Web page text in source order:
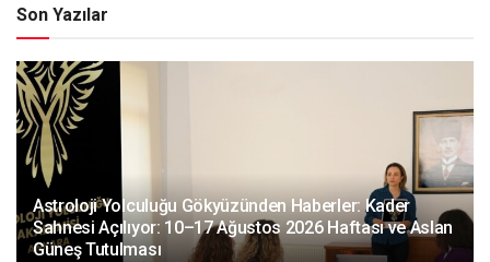
Son Yazılar
Astroloji Yolculuğu Gökyüzünden Haberler: Kader
Sahnesi Açılıyor: 10–17 Ağustos 2026 Haftası ve Aslan
Güneş Tutulması